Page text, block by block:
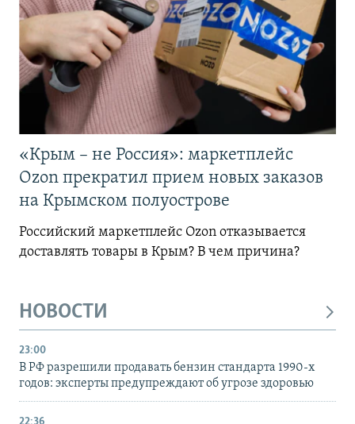
«Крым – не Россия»: маркетплейс
Ozon прекратил прием новых заказов
на Крымском полуострове
Российский маркетплейс Ozon отказывается
доставлять товары в Крым? В чем причина?
НОВОСТИ
23:00
В РФ разрешили продавать бензин стандарта 1990-х
годов: эксперты предупреждают об угрозе здоровью